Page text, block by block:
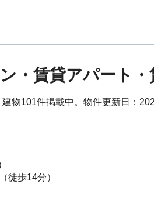
・賃貸アパート
物101件掲載中。物件更新日：
（徒歩14分）